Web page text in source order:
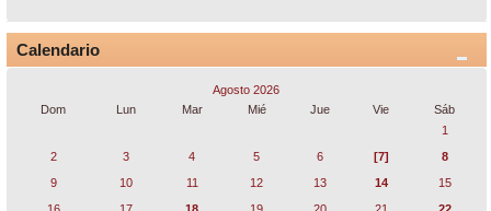
Calendario
Agosto 2026
Dom
Lun Mar Mié Jue Vie
Sáb
1
2
3 4 5 6 [7]
8
9
10 11 12 13 14
15
16
17 18 19 20 21 22